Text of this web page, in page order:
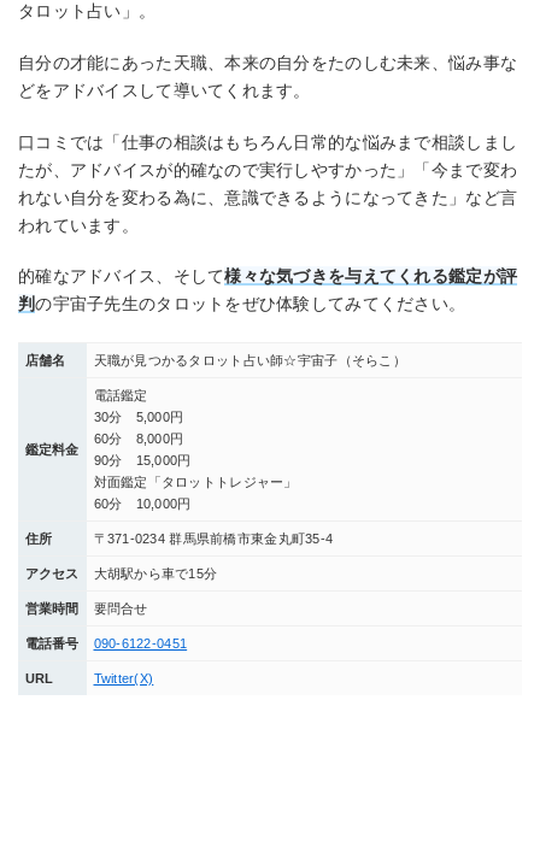
タロット占い」。
自分の才能にあった天職、本来の自分をたのしむ未来、悩み事な
どをアドバイスして導いてくれます。
口コミでは「仕事の相談はもちろん日常的な悩みまで相談しまし
たが、アドバイスが的確なので実行しやすかった」「今まで変わ
れない自分を変わる為に、意識できるようになってきた」など言
われています。
的確なアドバイス、そして様々な気づきを与えてくれる鑑定が評
判の宇宙子先生のタロットをぜひ体験してみてください。
店舗名 天職が見つかるタロット占い師☆宇宙子（そらこ）
鑑定料金
電話鑑定
30分 5,000円
60分 8,000円
90分 15,000円
対面鑑定「タロットトレジャー」
60分 10,000円
住所 〒371-0234 群馬県前橋市東金丸町35-4
アクセス 大胡駅から車で15分
営業時間 要問合せ
電話番号 090-6122-0451
URL Twitter(X)